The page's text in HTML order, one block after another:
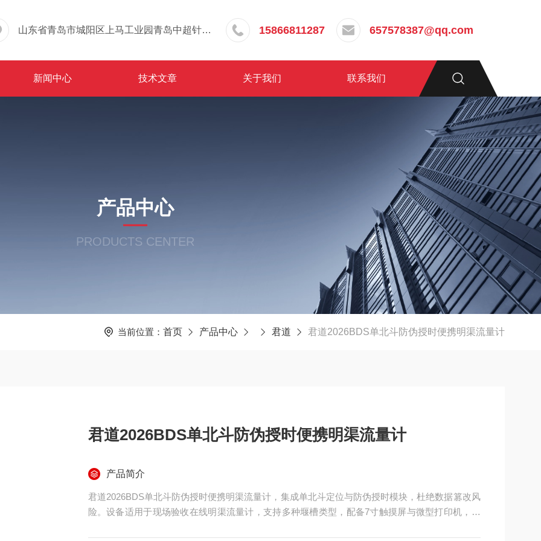
山东省青岛市城阳区上马工业园青岛中超针织有限公司院内东办公楼三层 15866811287 657578387@qq.com
新闻中心 技术文章 关于我们 联系我们
产品中心
PRODUCTS CENTER
当前位置： 首页 产品中心 君道 君道2026BDS单北斗防伪授时便携明渠流量计
君道2026BDS单北斗防伪授时便携明渠流量计
产品简介
君道2026BDS单北斗防伪授时便携明渠流量计，集成单北斗定位与防伪授时模块，杜绝数据篡改风
险。设备适用于现场验收在线明渠流量计，支持多种堰槽类型，配备7寸触摸屏与微型打印机，便